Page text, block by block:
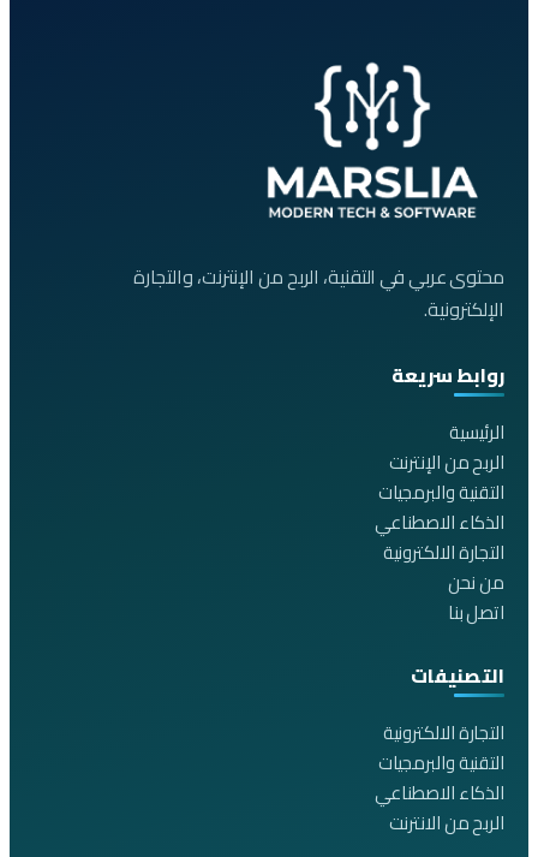
محتوى عربي في التقنية، الربح من الإنترنت، والتجارة
الإلكترونية.
روابط سريعة
الرئيسية
الربح من الإنترنت
التقنية والبرمجيات
الذكاء الاصطناعي
التجارة الالكترونية
من نحن
اتصل بنا
التصنيفات
التجارة الالكترونية
التقنية والبرمجيات
الذكاء الاصطناعي
الربح من الانترنت